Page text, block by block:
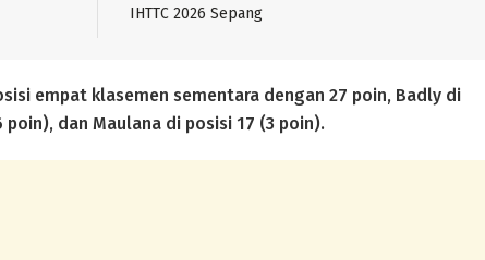
IHTTC 2026 Sepang
empat klasemen sementara dengan 27 poin, Badly di
poin), dan Maulana di posisi 17 (3 poin).